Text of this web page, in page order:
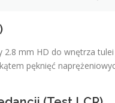
mm HD do wnętrza
pęknięć